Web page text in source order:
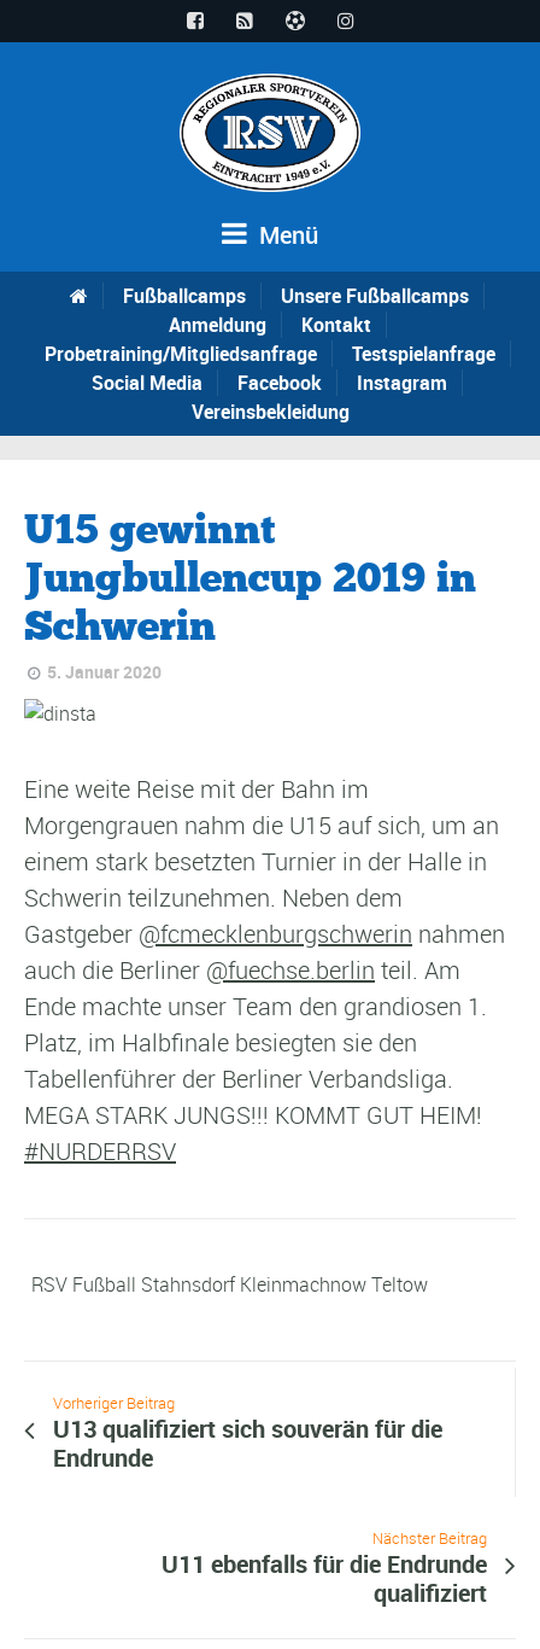
Menü
Fußballcamps
Unsere Fußballcamps
Anmeldung
Kontakt
Probetraining/Mitgliedsanfrage
Testspielanfrage
Social Media
Facebook
Instagram
Vereinsbekleidung
U15 gewinnt
Jungbullencup 2019 in
Schwerin
5. Januar 2020
Eine weite Reise mit der Bahn im
Morgengrauen nahm die U15 auf sich, um an
einem stark besetzten Turnier in der Halle in
Schwerin teilzunehmen. Neben dem
Gastgeber @fcmecklenburgschwerin nahmen
auch die Berliner @fuechse.berlin teil. Am
Ende machte unser Team den grandiosen 1.
Platz, im Halbfinale besiegten sie den
Tabellenführer der Berliner Verbandsliga.
MEGA STARK JUNGS!!! KOMMT GUT HEIM!
#NURDERRSV
RSV Fußball Stahnsdorf Kleinmachnow Teltow
Vorheriger Beitrag
U13 qualifiziert sich souverän für die
Endrunde
Nächster Beitrag
U11 ebenfalls für die Endrunde
qualifiziert